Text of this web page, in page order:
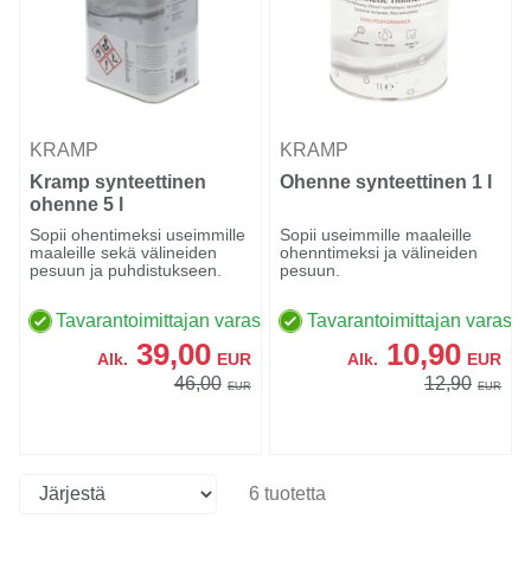
KRAMP
Kramp synteettinen
ohenne 5 l
Sopii ohentimeksi useimmille
maaleille sekä välineiden
pesuun ja puhdistukseen.
Tavarantoimittajan varastossa
Alk. 39,00 EUR
46,00 EUR
KRAMP
Ohenne synteettinen 1 l
Sopii useimmille maaleille
ohenntimeksi ja välineiden
pesuun.
Tavarantoimittajan
Alk. 10,90 EUR
12,90 EUR
6 tuotetta